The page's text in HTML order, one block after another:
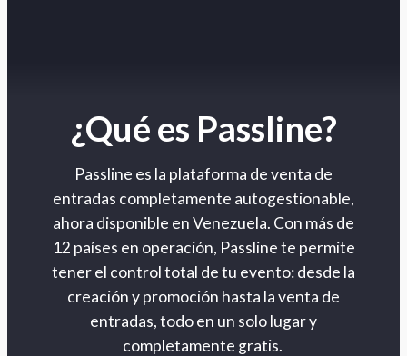
¿Qué es Passline?
Passline es la plataforma de venta de
entradas completamente autogestionable,
ahora disponible en Venezuela. Con más de
12 países en operación, Passline te permite
tener el control total de tu evento: desde la
creación y promoción hasta la venta de
entradas, todo en un solo lugar y
completamente gratis.